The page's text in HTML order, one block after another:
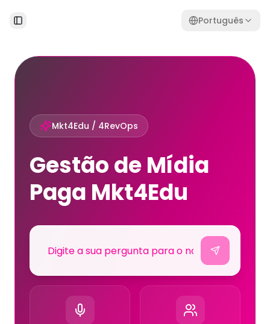
Toggle Sidebar Português
Mkt4Edu / 4RevOps
Gestão de Mídia
Paga Mkt4Edu